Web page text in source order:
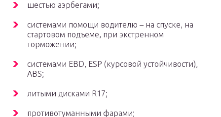
шестью аэрбегами;
системами помощи водителю – на спуске, на
стартовом подъеме, при экстренном
торможении;
системами EBD, ESP (курсовой устойчивости),
ABS;
литыми дисками R17;
противотуманными фарами;